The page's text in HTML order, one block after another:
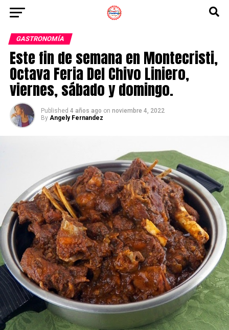
GASTRONOMÍA
Este fin de semana en Montecristi,
Octava Feria Del Chivo Liniero,
viernes, sábado y domingo.
Published 4 años ago on noviembre 4, 2022
By Angely Fernandez